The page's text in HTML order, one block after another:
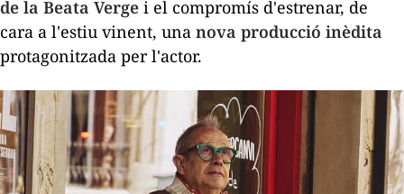
de la Beata Verge i el compromís d'estrenar, de
cara a l'estiu vinent, una nova producció inèdita
protagonitzada per l'actor.